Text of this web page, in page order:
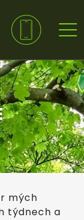
mých
týdnech a